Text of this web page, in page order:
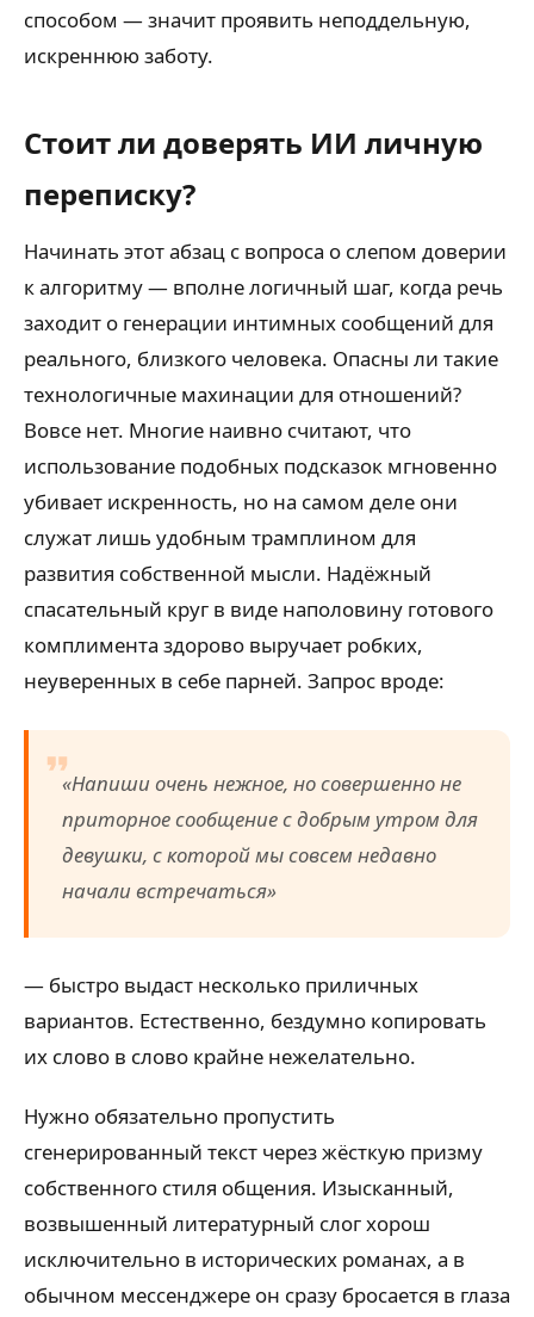
способом — значит проявить неподдельную,
искреннюю заботу.
Стоит ли доверять ИИ личную
переписку?
Начинать этот абзац с вопроса о слепом доверии
к алгоритму — вполне логичный шаг, когда речь
заходит о генерации интимных сообщений для
реального, близкого человека. Опасны ли такие
технологичные махинации для отношений?
Вовсе нет. Многие наивно считают, что
использование подобных подсказок мгновенно
убивает искренность, но на самом деле они
служат лишь удобным трамплином для
развития собственной мысли. Надёжный
спасательный круг в виде наполовину готового
комплимента здорово выручает робких,
неуверенных в себе парней. Запрос вроде:
«Напиши очень нежное, но совершенно не
приторное сообщение с добрым утром для
девушки, с которой мы совсем недавно
начали встречаться»
— быстро выдаст несколько приличных
вариантов. Естественно, бездумно копировать
их слово в слово крайне нежелательно.
Нужно обязательно пропустить
сгенерированный текст через жёсткую призму
собственного стиля общения. Изысканный,
возвышенный литературный слог хорош
исключительно в исторических романах, а в
обычном мессенджере он сразу бросается в глаза